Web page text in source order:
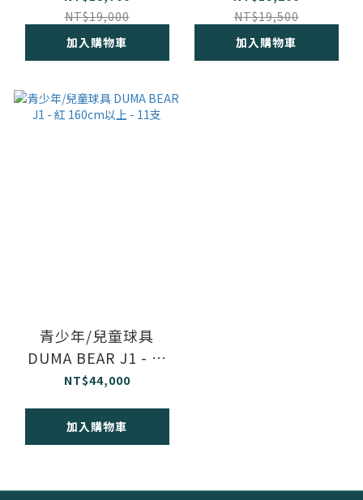
NT$19,000
加入購物車
NT$19,500
加入購物車
青少年/兒童球具
DUMA BEAR J1 - 紅
160cm以上 - 11支
NT$44,000
加入購物車